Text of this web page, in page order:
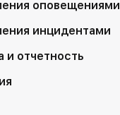
оповещениями
инцидентами
и отчетность